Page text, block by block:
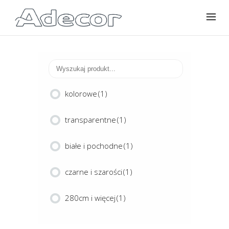
kolorowe(1)
transparentne(1)
białe i pochodne(1)
czarne i szarości(1)
280cm i więcej(1)